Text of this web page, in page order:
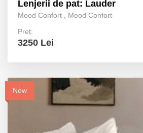
Lenjerii de pat: Lauder
Mood Confort , Mood Confort
Preț:
3250 Lei
New